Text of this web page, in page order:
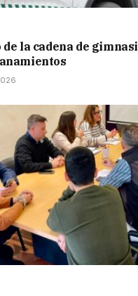
de la cadena de